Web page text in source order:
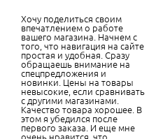
Хочу поделиться своим
впечатлением о работе
вашего магазина. Начнем с
того, что навигация на сайте
простая и удобная. Сразу
обращаешь внимание на
спецпредложения и
новинки. Цены на товары
невысокие, если сравнивать
с другими магазинами.
Качество товара хорошее. В
этом я убедился после
первого заказа. И еще мне
очень нравится, что